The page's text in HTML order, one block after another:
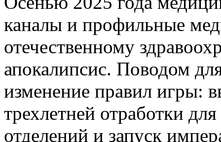
каналы и профильные
отечественному
апокалипсис. Поводом
изменение правил игры:
трехлетней отработки
отделений и запуск